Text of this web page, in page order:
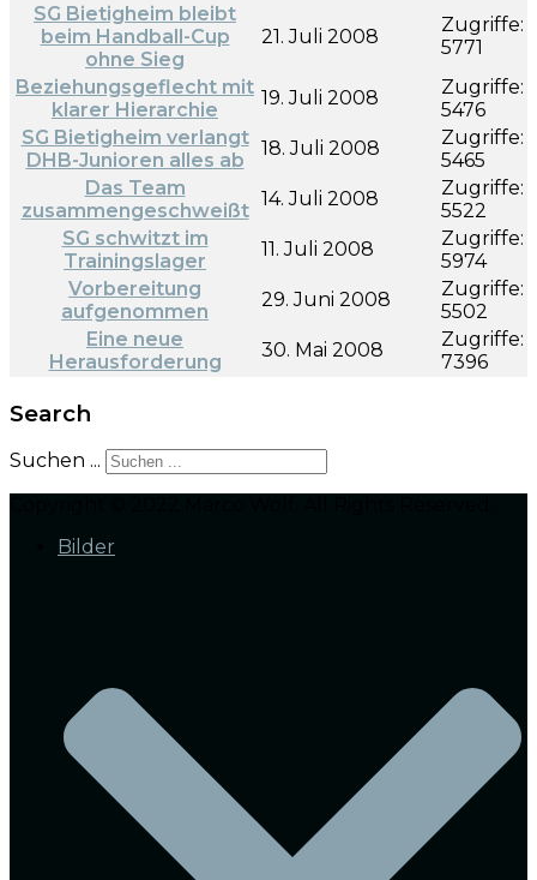
SG Bietigheim bleibt
beim Handball-Cup
ohne Sieg
21. Juli 2008
Zugriffe:
5771
Beziehungsgeflecht mit
klarer Hierarchie
19. Juli 2008
Zugriffe:
5476
SG Bietigheim verlangt
DHB-Junioren alles ab
18. Juli 2008
Zugriffe:
5465
Das Team
zusammengeschweißt
14. Juli 2008
Zugriffe:
5522
SG schwitzt im
Trainingslager
11. Juli 2008
Zugriffe:
5974
Vorbereitung
aufgenommen
29. Juni 2008
Zugriffe:
5502
Eine neue
Herausforderung
30. Mai 2008
Zugriffe:
7396
Search
Suchen ...
Bilder